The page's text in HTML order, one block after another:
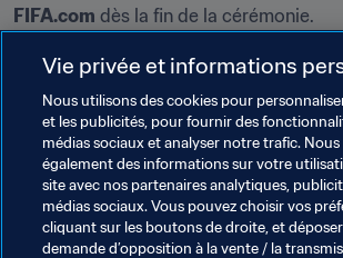
FIFA.com dès la fin de la cérémonie.
La Coupe du Monde Féminine de la
Montpellier, Nice, Paris, Reims, Rennes
Le match d’ouverture aura lieu au Parc
Paris, le 7 juin 2019, tandis que les
finale sont prévues à Lyon les 2-3 et 7
De plus amples informations au sujet
Vie privée et informations
Nous utilisons des cookies pour
et les publicités, pour fournir des
médias sociaux et analyser notre trafic.
également des informations sur votre
site avec nos partenaires analytiques,
médias sociaux. Vous pouvez choisir vos
cliquant sur les boutons de droite, et
demande d’opposition à la vente / la